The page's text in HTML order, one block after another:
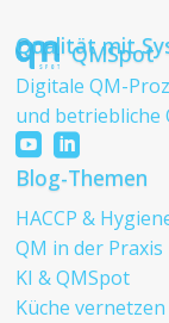
QMSpot
Qualität mit
Digitale QM-
und betriebliche


Blog-Themen
HACCP &
QM in der Praxis
KI & QMSpot
Küche vernetzen